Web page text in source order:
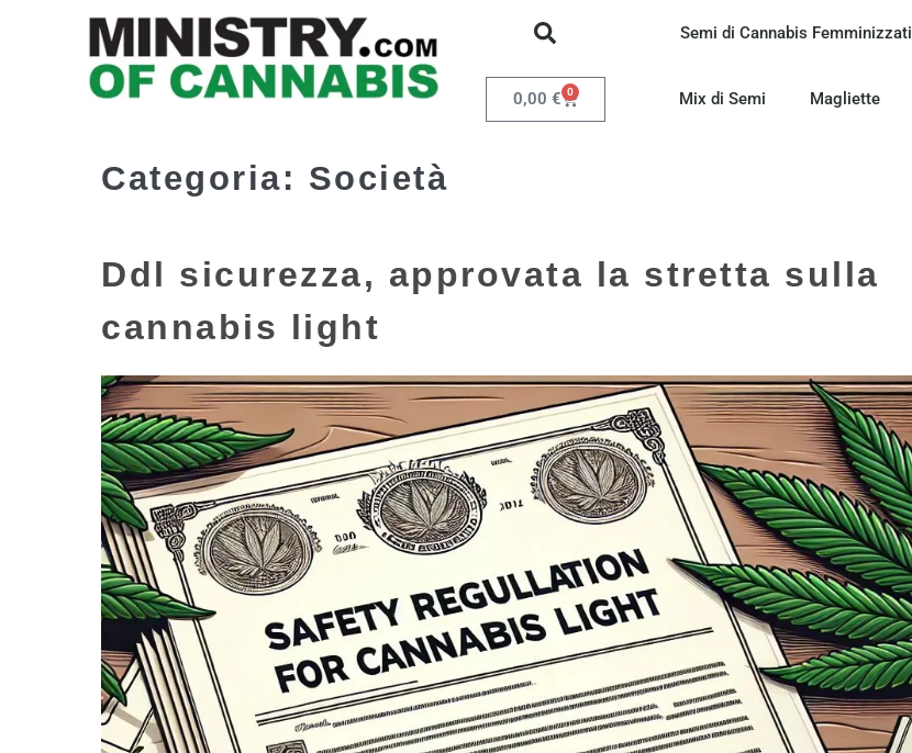
0,00 € 0
Semi di Cannabis Femminizzati
Mix di Semi Magliette
Categoria: Società
Ddl sicurezza, approvata la stretta sulla
cannabis light